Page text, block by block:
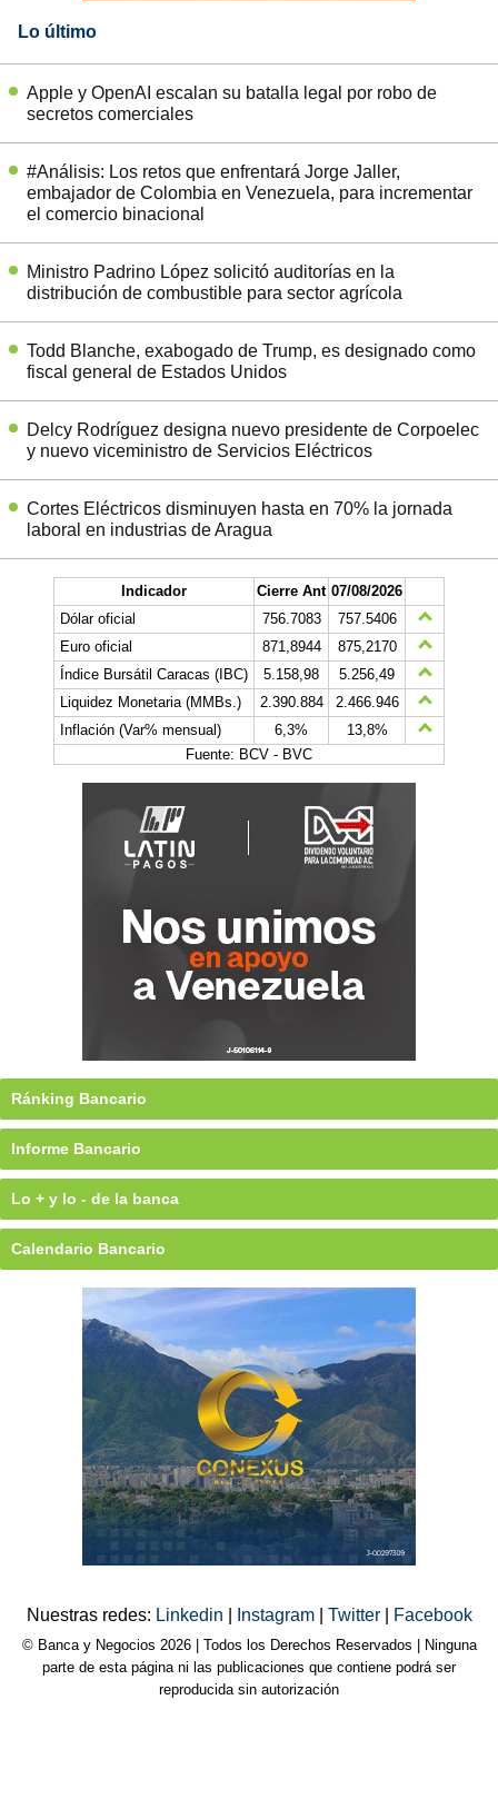
Lo último
Apple y OpenAI escalan su batalla legal por robo de
secretos comerciales
#Análisis: Los retos que enfrentará Jorge Jaller,
embajador de Colombia en Venezuela, para incrementar
el comercio binacional
Ministro Padrino López solicitó auditorías en la
distribución de combustible para sector agrícola
Todd Blanche, exabogado de Trump, es designado como
fiscal general de Estados Unidos
Delcy Rodríguez designa nuevo presidente de Corpoelec
y nuevo viceministro de Servicios Eléctricos
Cortes Eléctricos disminuyen hasta en 70% la jornada
laboral en industrias de Aragua
Indicador Cierre Ant 07/08/2026
Dólar oficial
756.7083
757.5406
Euro oficial
871,8944
875,2170
Índice Bursátil Caracas (IBC)
5.158,98
5.256,49
Liquidez Monetaria (MMBs.)
2.390.884
2.466.946
Inflación (Var% mensual)
6,3%
13,8%
Fuente: BCV - BVC
Ránking Bancario
Informe Bancario
Lo + y lo - de la banca
Calendario Bancario
Nuestras redes: Linkedin Instagram Twitter Facebook
© Banca y Negocios 2026 | Todos los Derechos Reservados | Ninguna
parte de esta página ni las publicaciones que contiene podrá ser
reproducida sin autorización